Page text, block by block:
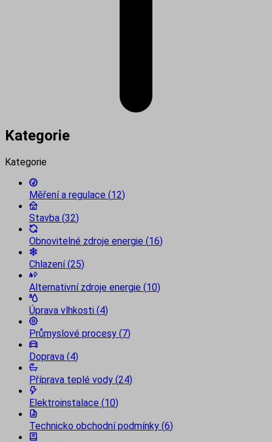
Kategorie
Kategorie
Měření a regulace (12)
Stavba (32)
Obnovitelné zdroje energie (16)
Chlazení (25)
Alternativní zdroje energie (10)
Úprava vlhkosti (4)
Průmyslové procesy (7)
Doprava (4)
Příprava teplé vody (24)
Elektroinstalace (10)
Technicko obchodní podmínky (6)